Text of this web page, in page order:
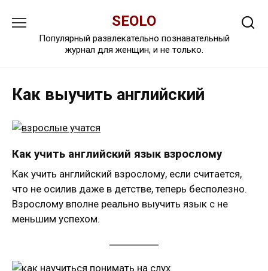
содержанию
SEOLO
Популярный развлекательно познавательный
журнал для женщин, и не только.
Как выучить английский
Как учить английский язык взрослому
Как учить английский взрослому, если считается,
что не осилив даже в детстве, теперь бесполезно.
Взрослому вполне реально выучить язык с не
меньшим успехом.